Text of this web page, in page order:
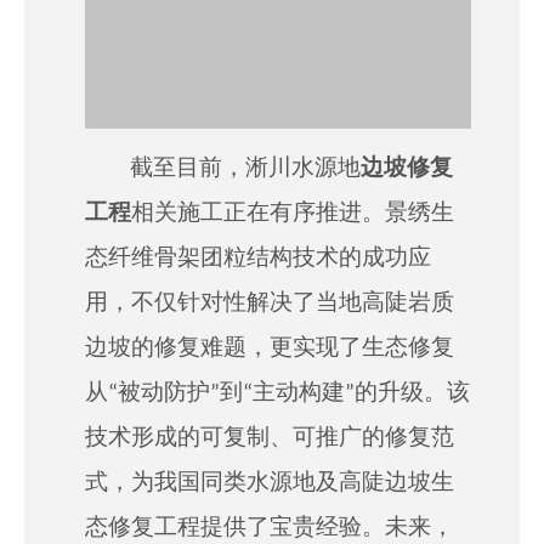
截至目前，淅川水源地边坡修复
工程相关施工正在有序推进。景绣生
态纤维骨架团粒结构技术的成功应
用，不仅针对性解决了当地高陡岩质
边坡的修复难题，更实现了生态修复
从“被动防护”到“主动构建”的升级。该
技术形成的可复制、可推广的修复范
式，为我国同类水源地及高陡边坡生
态修复工程提供了宝贵经验。未来，